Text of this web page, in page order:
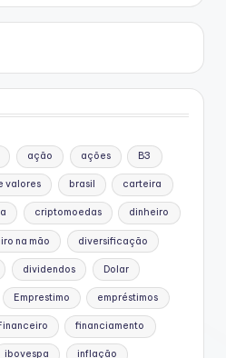
ação ações B3
valores brasil carteira
criptomoedas dinheiro
na mão diversificação
dividendos Dolar
Emprestimo empréstimos
financiamento
ibovespa inflação